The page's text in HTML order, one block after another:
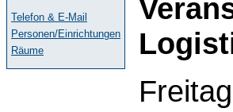
Telefon & E-Mail
Personen/Einrichtungen
Räume